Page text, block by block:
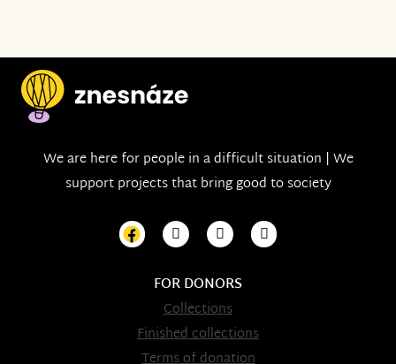
We are here for people in a difficult situation | We
support projects that bring good to society
FOR DONORS
Collections
Finished collections
Terms of donation